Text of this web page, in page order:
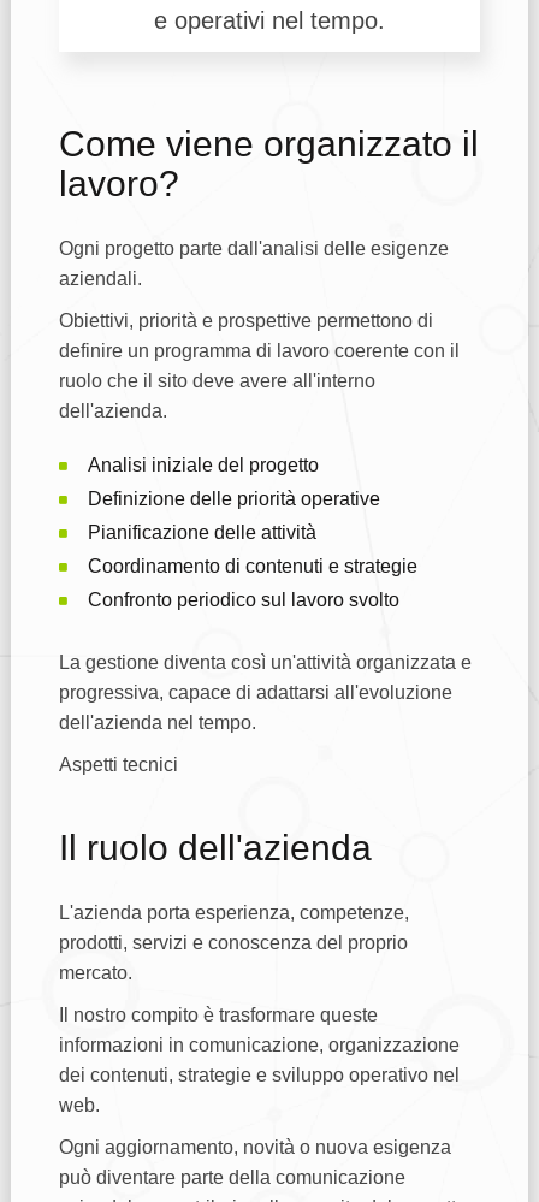
e operativi nel tempo.
Come viene organizzato il
lavoro?
Ogni progetto parte dall'analisi delle esigenze
aziendali.
Obiettivi, priorità e prospettive permettono di
definire un programma di lavoro coerente con il
ruolo che il sito deve avere all'interno
dell'azienda.
Analisi iniziale del progetto
Definizione delle priorità operative
Pianificazione delle attività
Coordinamento di contenuti e strategie
Confronto periodico sul lavoro svolto
La gestione diventa così un'attività organizzata e
progressiva, capace di adattarsi all'evoluzione
dell'azienda nel tempo.
Aspetti tecnici
Il ruolo dell'azienda
L'azienda porta esperienza, competenze,
prodotti, servizi e conoscenza del proprio
mercato.
Il nostro compito è trasformare queste
informazioni in comunicazione, organizzazione
dei contenuti, strategie e sviluppo operativo nel
web.
Ogni aggiornamento, novità o nuova esigenza
può diventare parte della comunicazione